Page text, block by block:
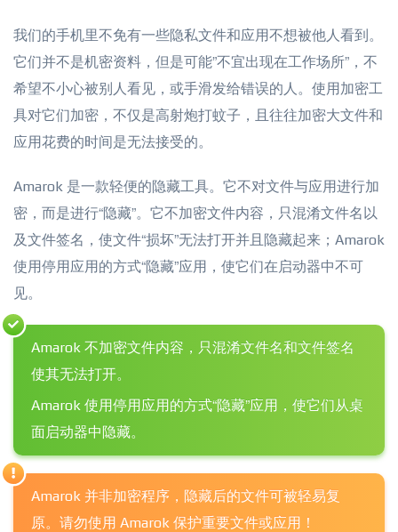
我们的手机里不免有一些隐私文件和应用不想被他人看到。
它们并不是机密资料，但是可能”不宜出现在工作场所”，不
希望不小心被别人看见，或手滑发给错误的人。使用加密工
具对它们加密，不仅是高射炮打蚊子，且往往加密大文件和
应用花费的时间是无法接受的。
Amarok 是一款轻便的隐藏工具。它不对文件与应用进行加
密，而是进行“隐藏”。它不加密文件内容，只混淆文件名以
及文件签名，使文件“损坏”无法打开并且隐藏起来；Amarok
使用停用应用的方式“隐藏”应用，使它们在启动器中不可
见。
Amarok 不加密文件内容，只混淆文件名和文件签名
使其无法打开。
Amarok 使用停用应用的方式“隐藏”应用，使它们从桌
面启动器中隐藏。
Amarok 并非加密程序，隐藏后的文件可被轻易复
原。请勿使用 Amarok 保护重要文件或应用！